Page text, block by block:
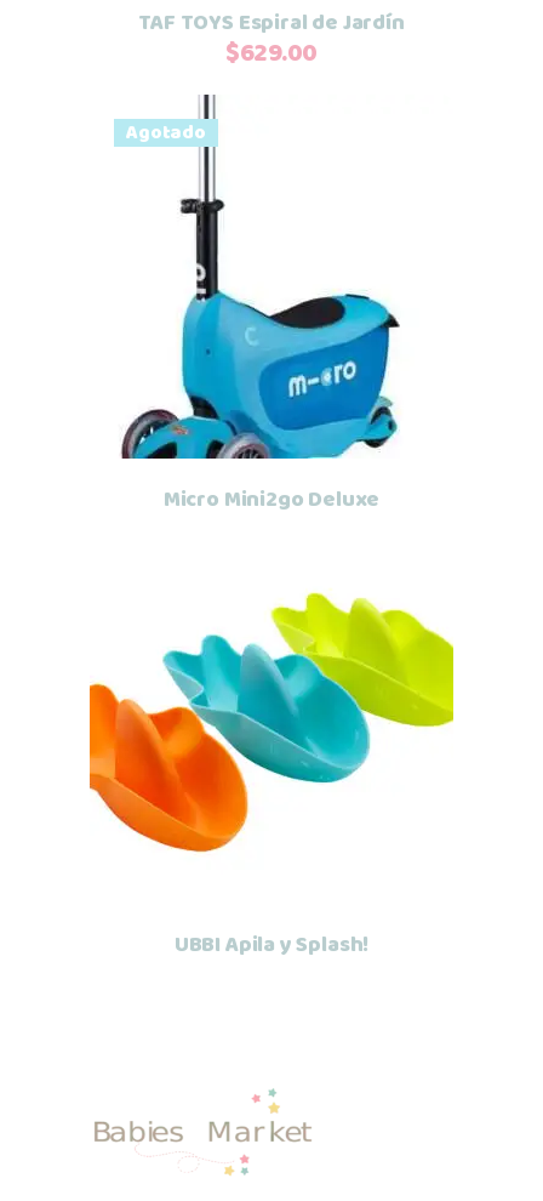
TAF TOYS Espiral de Jardín
$629.00
Agotado
Micro Mini2go Deluxe
Leer más
UBBI Apila y Splash!